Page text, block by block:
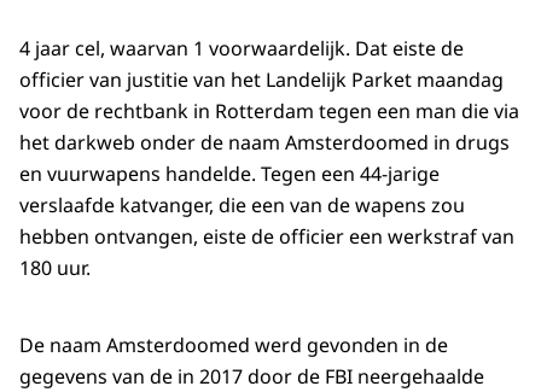
4 jaar cel, waarvan 1 voorwaardelijk. Dat eiste de
officier van justitie van het Landelijk Parket maandag
voor de rechtbank in Rotterdam tegen een man die via
het darkweb onder de naam Amsterdoomed in drugs
en vuurwapens handelde. Tegen een 44-jarige
verslaafde katvanger, die een van de wapens zou
hebben ontvangen, eiste de officier een werkstraf van
180 uur.
De naam Amsterdoomed werd gevonden in de
gegevens van de in 2017 door de FBI neergehaalde